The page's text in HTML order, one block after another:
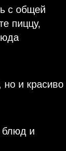
с общей
пиццу,
и красиво
и